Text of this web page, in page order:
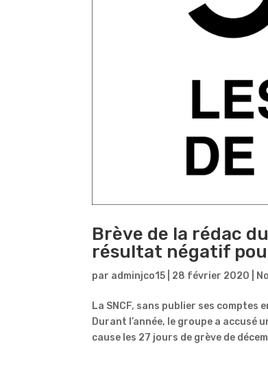
Brève de la rédac
résultat négatif
par adminjco15 28 février 2020
La SNCF, sans publier ses comptes
Durant l’année, le groupe a accusé
cause les 27 jours de grève de